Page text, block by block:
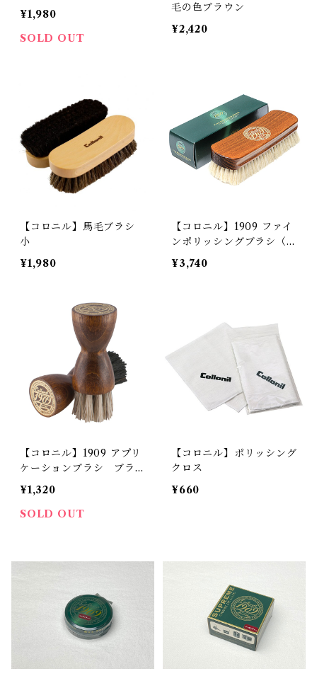
¥1,980
SOLD OUT
毛の色ブラウン
¥2,420
【コロニル】馬毛ブラシ
小
¥1,980
【コロニル】1909 ファイ
ンポリッシングブラシ（山
羊毛ブラシ）
¥3,740
【コロニル】1909 アプリ
ケーションブラシ ブラッ
ク
¥1,320
SOLD OUT
【コロニル】ポリッシング
クロス
¥660